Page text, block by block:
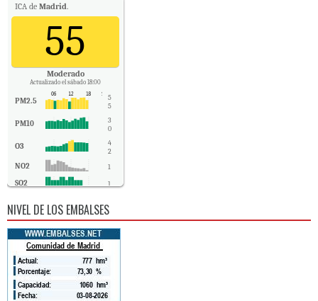
ICA de Madrid.
55
Moderado
Actualizado el sábado 18:00
PM2.5
5
5
PM10
3
0
O3
4
2
NO2 1
SO2 1
NIVEL DE LOS EMBALSES